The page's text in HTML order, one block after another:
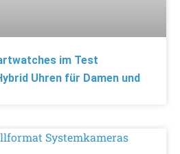
im Test
Uhren für Damen und